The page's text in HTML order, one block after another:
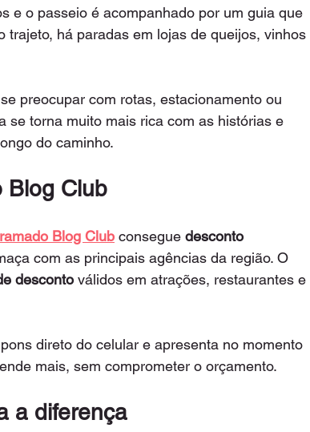
e o passeio é acompanhado por um guia que
há paradas em lojas de queijos, vinhos
preocupar com rotas, estacionamento ou
se torna muito mais rica com as histórias e
do caminho.
Blog Club
Blog Club consegue desconto
com as principais agências da região. O
desconto válidos em atrações, restaurantes e
direto do celular e apresenta no momento
mais, sem comprometer o orçamento.
a diferença